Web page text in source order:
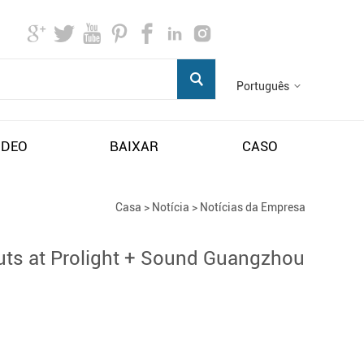
Português
BAIXAR CASO
Casa > Notícia > Notícias da Empresa
at Prolight + Sound Guangzhou